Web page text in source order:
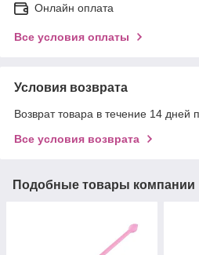
Онлайн оплата
Все условия оплаты
Условия возврата
Возврат товара в течение 14 дней
Все условия возврата
Подобные товары компании